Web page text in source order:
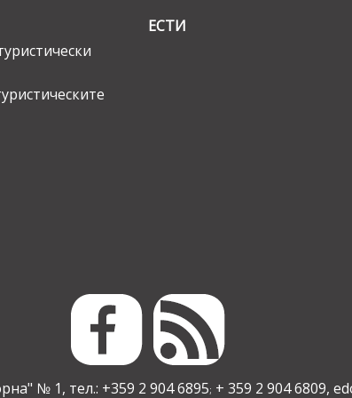
ЕСТИ
№ 1, тел.: +359 2 904 6895; + 359 2 904 6809,